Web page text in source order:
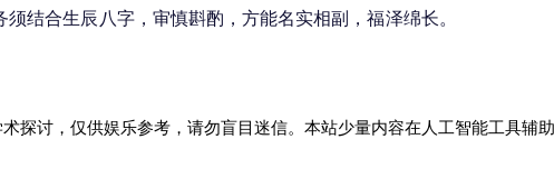
结合生辰八字，审慎斟酌，方能名实相副，福泽绵长。
探讨，仅供娱乐参考，请勿盲目迷信。本站少量内容在人工智能工具辅助